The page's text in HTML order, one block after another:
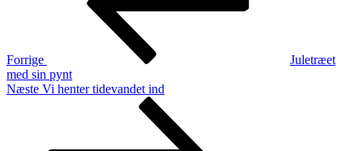
Forrige
Juletræet
med sin pynt
Næste
Næste Vi henter tidevandet ind